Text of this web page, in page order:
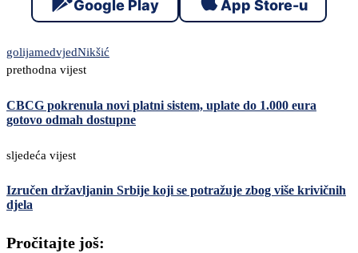
Google Play App Store-u
golijamedvjedNikšić
prethodna vijest
CBCG pokrenula novi platni sistem, uplate do 1.000 eura
gotovo odmah dostupne
sljedeća vijest
Izručen državljanin Srbije koji se potražuje zbog više krivičnih
djela
Pročitajte još: